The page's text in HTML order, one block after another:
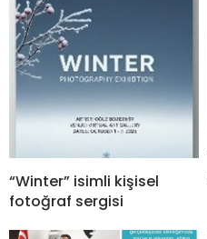
“Winter” isimli kişisel
fotoğraf sergisi